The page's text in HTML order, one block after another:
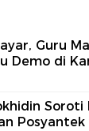
Guru
Demo di
Posyantek